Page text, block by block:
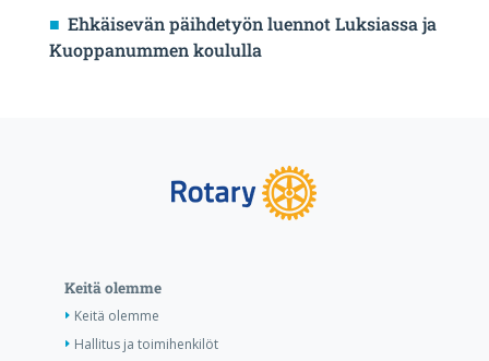
Ehkäisevän päihdetyön luennot Luksiassa ja
Kuoppanummen koululla
Keitä olemme
Keitä olemme
Hallitus ja toimihenkilöt